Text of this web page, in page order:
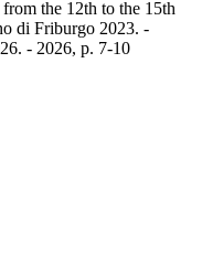
the 12th to the 15th
di Friburgo 2023. -
- 2026, p. 7-10